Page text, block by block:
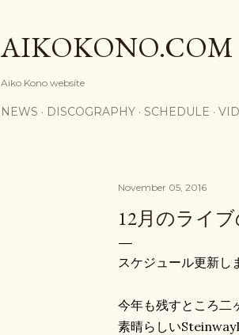
AIKOKONO.COM
Aiko Kono website
NEWS DISCOGRAPHY SCHEDULE
November 05, 2016
12月のライ
スケジュール更新し
今年も残すところ二
素晴らしい